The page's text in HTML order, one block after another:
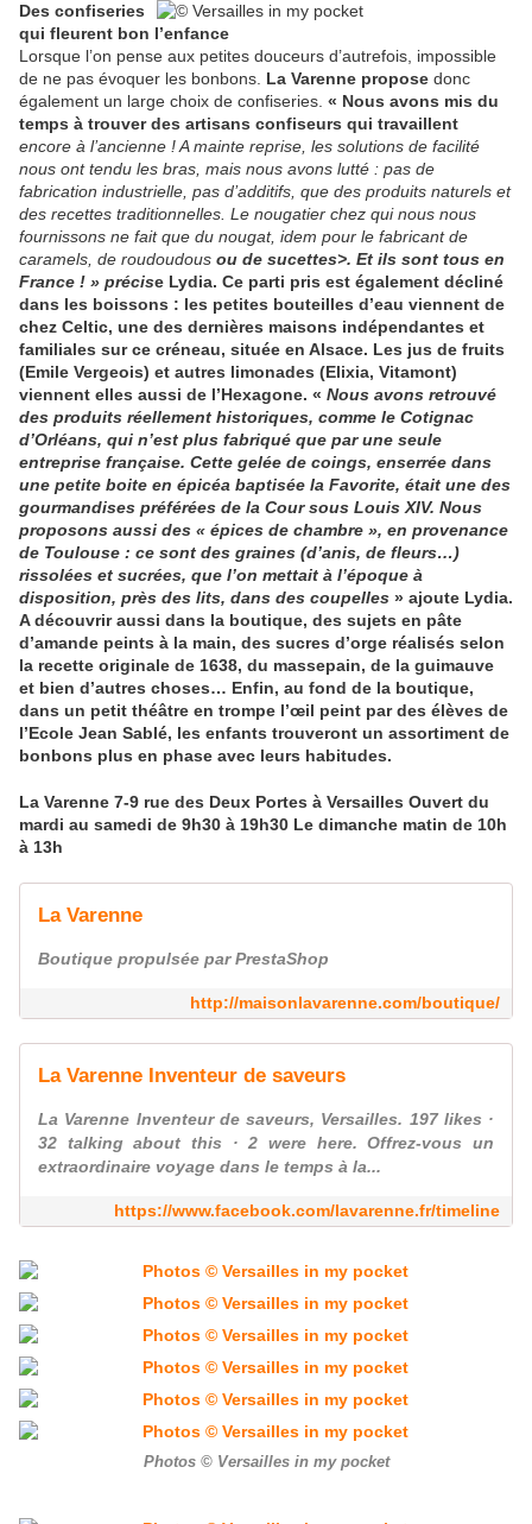
Des confiseries
qui fleurent bon l’enfance
Lorsque l’on pense aux petites douceurs d’autrefois, impossible
de ne pas évoquer les bonbons. La Varenne propose donc
également un large choix de confiseries. « Nous avons mis du
temps à trouver des artisans confiseurs qui travaillent
encore à l’ancienne ! A mainte reprise, les solutions de facilité
nous ont tendu les bras, mais nous avons lutté : pas de
fabrication industrielle, pas d’additifs, que des produits naturels et
des recettes traditionnelles. Le nougatier chez qui nous nous
fournissons ne fait que du nougat, idem pour le fabricant de
caramels, de roudoudous ou de sucettes>. Et ils sont tous en
France ! » précise Lydia. Ce parti pris est également décliné
dans les boissons : les petites bouteilles d’eau viennent de
chez Celtic, une des dernières maisons indépendantes et
familiales sur ce créneau, située en Alsace. Les jus de fruits
(Emile Vergeois) et autres limonades (Elixia, Vitamont)
viennent elles aussi de l’Hexagone. « Nous avons retrouvé
des produits réellement historiques, comme le Cotignac
d’Orléans, qui n’est plus fabriqué que par une seule
entreprise française. Cette gelée de coings, enserrée dans
une petite boite en épicéa baptisée la Favorite, était une des
gourmandises préférées de la Cour sous Louis XIV. Nous
proposons aussi des « épices de chambre », en provenance
de Toulouse : ce sont des graines (d’anis, de fleurs…)
rissolées et sucrées, que l’on mettait à l’époque à
disposition, près des lits, dans des coupelles » ajoute Lydia.
A découvrir aussi dans la boutique, des sujets en pâte
d’amande peints à la main, des sucres d’orge réalisés selon
la recette originale de 1638, du massepain, de la guimauve
et bien d’autres choses… Enfin, au fond de la boutique,
dans un petit théâtre en trompe l’œil peint par des élèves de
l’Ecole Jean Sablé, les enfants trouveront un assortiment de
bonbons plus en phase avec leurs habitudes.
La Varenne 7-9 rue des Deux Portes à Versailles Ouvert du
mardi au samedi de 9h30 à 19h30 Le dimanche matin de 10h
à 13h
La Varenne
Boutique propulsée par PrestaShop
http://maisonlavarenne.com/boutique/
La Varenne Inventeur de saveurs
La Varenne Inventeur de saveurs, Versailles. 197 likes ·
32 talking about this · 2 were here. Offrez-vous un
extraordinaire voyage dans le temps à la...
https://www.facebook.com/lavarenne.fr/timeline
Photos © Versailles in my pocket